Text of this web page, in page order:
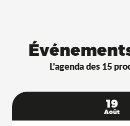
L'agenda des 15
19
Août